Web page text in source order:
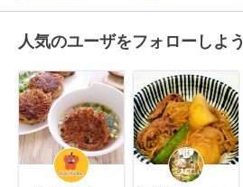
人気のユーザをフォローしよう